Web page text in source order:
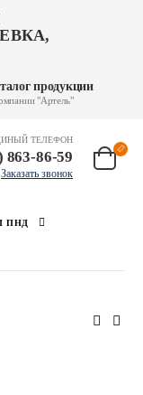
продукции
"Артель"
ТЕЛЕФОН
863-86-59
Заказать звонок
ПНД